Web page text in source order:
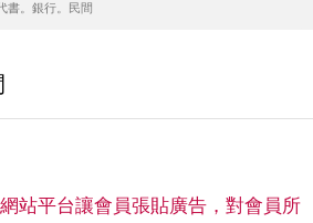
書。銀行。民間
站平台讓會員張貼廣告，對會員所